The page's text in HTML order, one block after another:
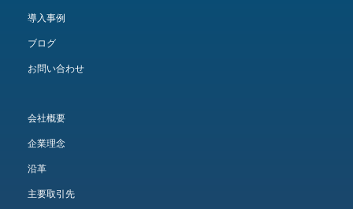
導入事例
ブログ
お問い合わせ
会社概要
企業理念
沿革
主要取引先